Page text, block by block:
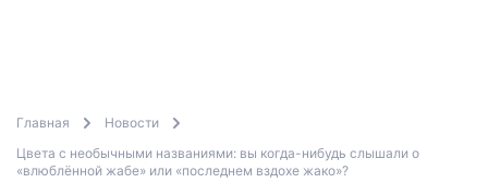
Главная
Новости
Цвета с необычными названиями: вы когда-нибудь слышали о
«влюблённой жабе» или «последнем вздохе жако»?